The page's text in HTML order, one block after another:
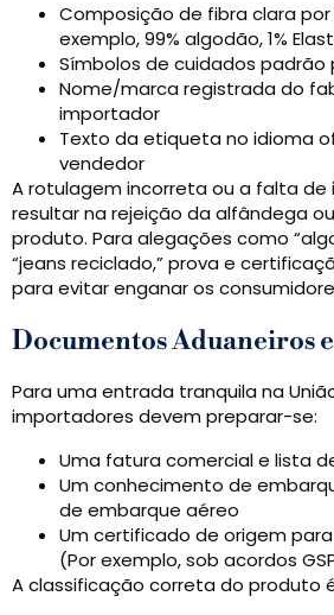
Composição de fibra clara
exemplo, 99% algodão, 1%
Símbolos de cuidados padrão
Nome/marca registrada do
importador
Texto da etiqueta no idioma
vendedor
A rotulagem incorreta ou a falta
resultar na rejeição da alfândega
produto. Para alegações como
“jeans reciclado,” prova e
para evitar enganar os
Documentos Aduaneiros
Para uma entrada tranquila na
importadores devem preparar-se:
Uma fatura comercial e lista
Um conhecimento de
de embarque aéreo
Um certificado de origem
(Por exemplo, sob acordos
A classificação correta do produto